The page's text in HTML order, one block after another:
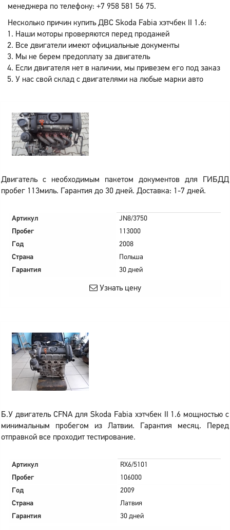
менеджера по телефону: +7 958 581 56 75.
Несколько причин купить ДВС Skoda Fabia хэтчбек II 1.6:
Наши моторы проверяются перед продажей
Все двигатели имеют официальные документы
Мы не берем предоплату за двигатель
Если двигателя нет в наличии, мы привезем его под заказ
У нас свой склад с двигателями на любые марки авто
Двигатель с необходимым пакетом документов для ГИБДД
пробег 113миль. Гарантия до 30 дней. Доставка: 1-7 дней.
Артикул
JN8/3750
Пробег
113000
Год
2008
Страна
Польша
Гарантия
30 дней
Узнать цену
Б.У двигатель CFNA для Skoda Fabia хэтчбек II 1.6 мощностью с
минимальным пробегом из Латвии. Гарантия месяц. Перед
отправкой все проходит тестирование.
Артикул
RX6/5101
Пробег
106000
Год
2009
Страна
Латвия
Гарантия
30 дней